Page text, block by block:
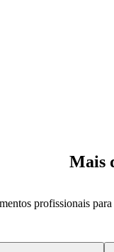
Mais
profissionais